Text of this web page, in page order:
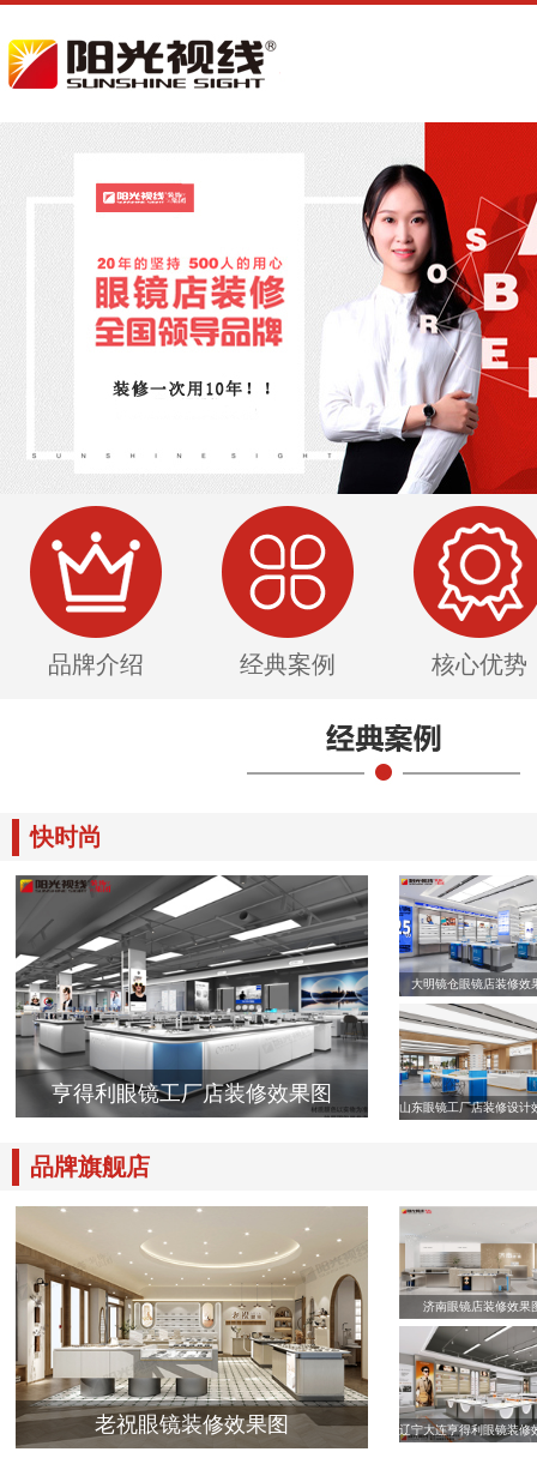
品牌介绍 经典案例 核心优势
快时尚
亨得利眼镜工厂店装修效果图
大明镜仓眼镜店装修效
山东眼镜工厂店装修设计
品牌旗舰店
老祝眼镜装修效果图
济南眼镜店装修效果
辽宁大连亨得利眼镜装修